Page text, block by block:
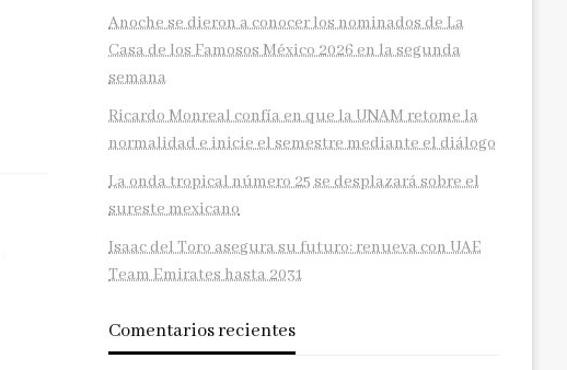
Anoche se dieron a conocer los nominados de La
Casa de los Famosos México 2026 en la segunda
semana
Ricardo Monreal confía en que la UNAM retome la
normalidad e inicie el semestre mediante el diálogo
La onda tropical número 25 se desplazará sobre el
sureste mexicano
Isaac del Toro asegura su futuro: renueva con UAE
Team Emirates hasta 2031
Comentarios recientes